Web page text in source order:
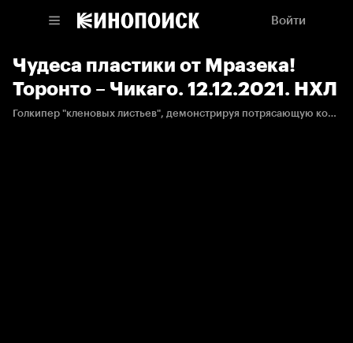
Войти
Чудеса пластики от Мразека!
Торонто – Чикаго. 12.12.2021. НХЛ
Голкипер "кленовых листьев", демонстрируя потрясающую координацию движений, спасает свою команду.